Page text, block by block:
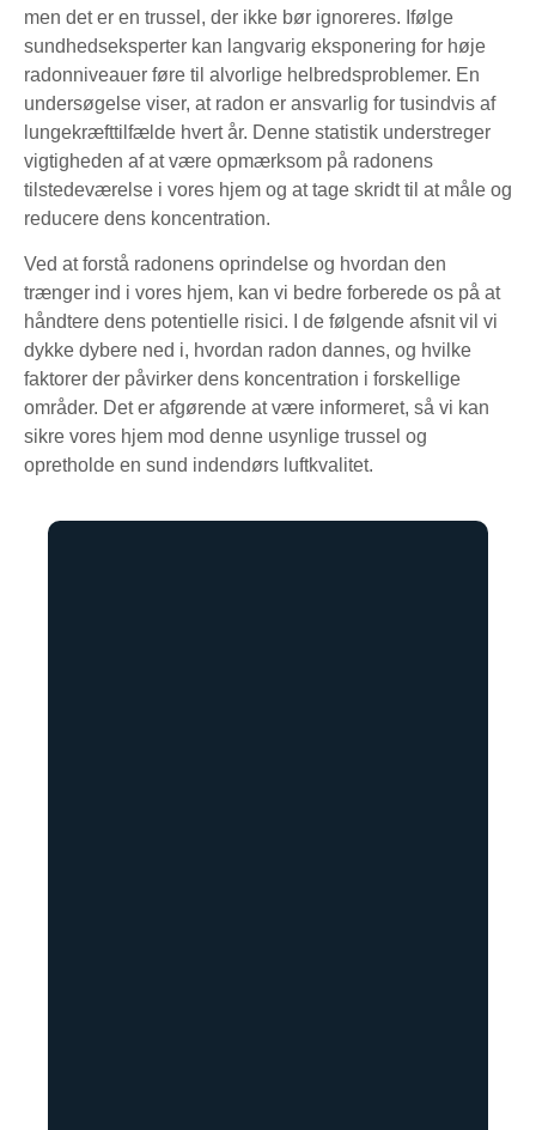
men det er en trussel, der ikke bør ignoreres. Ifølge
sundhedseksperter kan langvarig eksponering for høje
radonniveauer føre til alvorlige helbredsproblemer. En
undersøgelse viser, at radon er ansvarlig for tusindvis af
lungekræfttilfælde hvert år. Denne statistik understreger
vigtigheden af at være opmærksom på radonens
tilstedeværelse i vores hjem og at tage skridt til at måle og
reducere dens koncentration.
Ved at forstå radonens oprindelse og hvordan den
trænger ind i vores hjem, kan vi bedre forberede os på at
håndtere dens potentielle risici. I de følgende afsnit vil vi
dykke dybere ned i, hvordan radon dannes, og hvilke
faktorer der påvirker dens koncentration i forskellige
områder. Det er afgørende at være informeret, så vi kan
sikre vores hjem mod denne usynlige trussel og
opretholde en sund indendørs luftkvalitet.